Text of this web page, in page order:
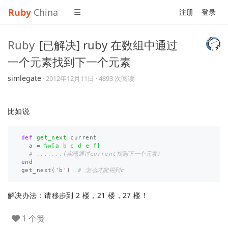
Ruby China 注册 登录
Ruby [已解决] ruby 在数组中通过
一个元素找到下一个元素
simlegate ·2012年12月11日 · 4893 次阅读
比如说
def get_next
current
a
=
%w[a b c d e f]
# .......(实现通过current找到下一个元素)
end
get_next ( 'b' ) # 怎么才能得到c
解决办法：请移步到 2 楼，21 楼，27 楼！
1 个赞